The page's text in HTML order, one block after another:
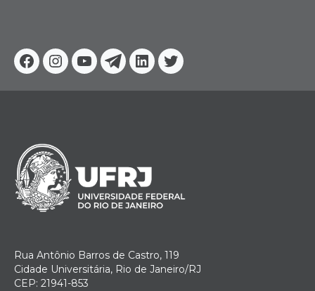
Facebook
Instagram
YoutubeTelegram
Linkedin
Twitter
Rua Antônio Barros de Castro, 119
Cidade Universitária, Rio de Janeiro/RJ
CEP: 21941-853